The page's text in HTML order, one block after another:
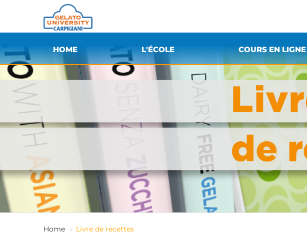
HOME L'ÉCOLE COURS EN LIGNE
Home Livre de recettes